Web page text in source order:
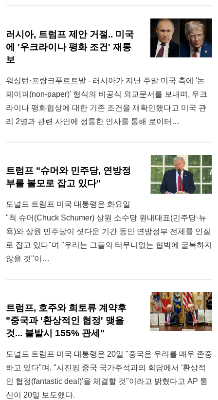
러시아, 트럼프 제안 거절.. 미국
에 '우크라이나 평화 조건' 재통
보
워싱턴·프랑크푸르트발 - 러시아가 지난 주말 미국 측에 '논
페이퍼(non-paper)' 형식의 비공식 외교문서를 보내며, 우크
라이나 평화협상에 대한 기존 조건을 재확인했다고 미국 관
리 2명과 관련 사안에 정통한 인사를 통해 로이터…
트럼프 "슈머와 민주당, 연방정
부를 볼모로 잡고 있다"
도널드 트럼프 미국 대통령은 화요일
"척 슈머(Chuck Schumer) 상원 소수당 원내대표(민주당·뉴
욕)와 상원 민주당이 셧다운 기간 동안 연방정부 전체를 인질
로 잡고 있다"며 "우리는 그들의 터무니없는 협박에 굴복하지
않을 것"이…
트럼프, 호주와 희토류 계약후
"중국과 '환상적인 협정' 맺을
것... 불발시 155% 관세"
도널드 트럼프 미국 대통령은 20일 "중국은 우리를 매우 존중
하고 있다"며, "시진핑 중국 국가주석과의 회담에서 '환상적
인 협정(fantastic deal)'을 체결할 것"이라고 밝혔다고 AP 통
신이 20일 보도했다.